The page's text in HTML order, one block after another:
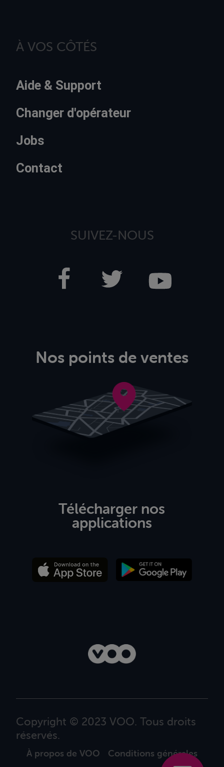
À VOS CÔTÉS
Aide & Support
Changer d'opérateur
Jobs
Contact
SUIVEZ-NOUS
Nos points de ventes
Télécharger nos
applications
Copyright © 2023 VOO. Tous droits
réservés.
À propos de VOO Conditions générales